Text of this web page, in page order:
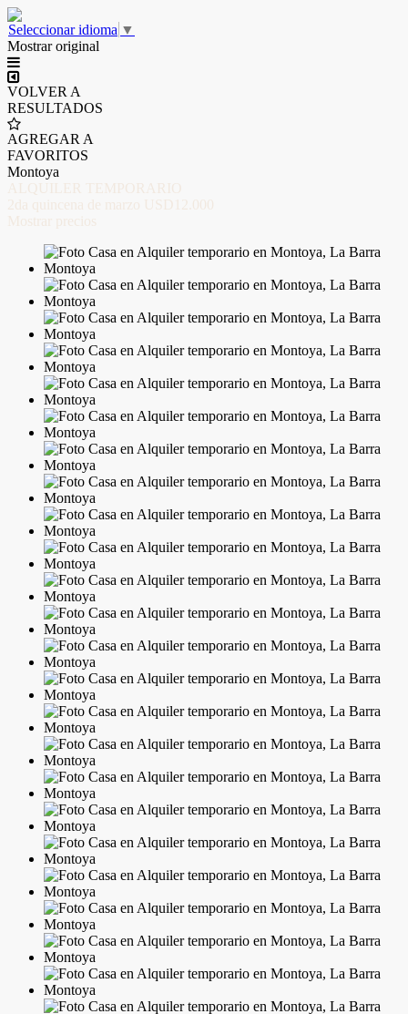
Seleccionar idioma ▼
Mostrar original
VOLVER A
RESULTADOS
AGREGAR A
FAVORITOS
Montoya
ALQUILER TEMPORARIO
2da quincena de marzo USD12.000
Mostrar precios